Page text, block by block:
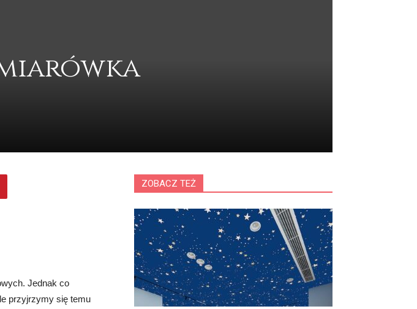
Jednak co
przyjrzymy się temu
ZOBACZ TEŻ